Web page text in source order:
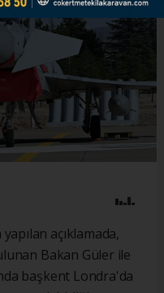
yapılan açıklamada,
Bakan Güler ile
başkent Londra'da